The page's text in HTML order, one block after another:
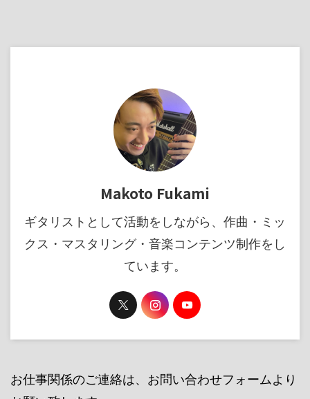
Makoto Fukami
ギタリストとして活動をしながら、作曲・ミッ
クス・マスタリング・音楽コンテンツ制作をし
ています。
お仕事関係のご連絡は、お問い合わせフォームより